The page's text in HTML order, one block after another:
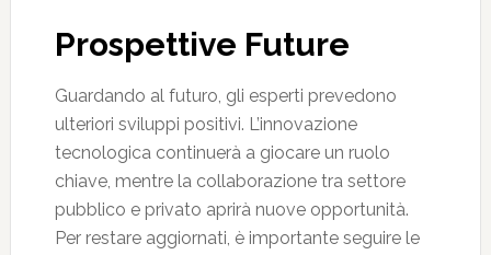
Prospettive Future
Guardando al futuro, gli esperti prevedono
ulteriori sviluppi positivi. L’innovazione
tecnologica continuerà a giocare un ruolo
chiave, mentre la collaborazione tra settore
pubblico e privato aprirà nuove opportunità.
Per restare aggiornati, è importante seguire le